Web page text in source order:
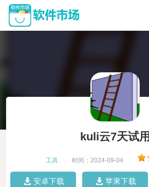
kuli云7天试用
工具 时间：2024-09-04
安卓下载 苹果下载